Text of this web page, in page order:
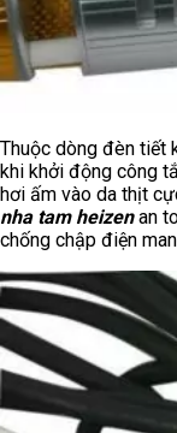
Thuộc dòng đèn tiết
khi khởi động công
hơi ấm vào da thịt
nha tam heizenan
chống chập điện